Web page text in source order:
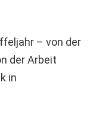
– von der
der Arbeit
in